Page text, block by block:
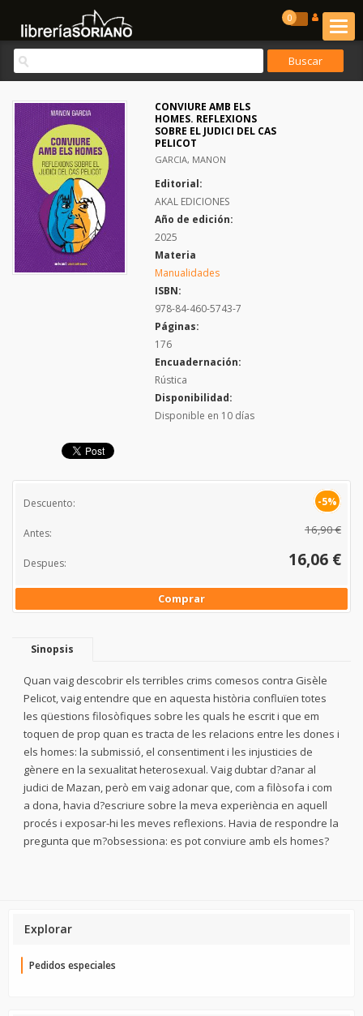
0
CONVIURE AMB ELS
HOMES. REFLEXIONS
SOBRE EL JUDICI DEL CAS
PELICOT
GARCIA, MANON
Editorial:
AKAL EDICIONES
Año de edición:
2025
Materia
Manualidades
ISBN:
978-84-460-5743-7
Páginas:
176
Encuadernación:
Rústica
Disponibilidad:
Disponible en 10 días
Descuento: -5%
Antes: 16,90 €
Despues: 16,06 €
Comprar
Sinopsis
Quan vaig descobrir els terribles crims comesos contra Gisèle
Pelicot, vaig entendre que en aquesta història confluïen totes
les qüestions filosòfiques sobre les quals he escrit i que em
toquen de prop quan es tracta de les relacions entre les dones i
els homes: la submissió, el consentiment i les injusticies de
gènere en la sexualitat heterosexual. Vaig dubtar d?anar al
judici de Mazan, però em vaig adonar que, com a filòsofa i com
a dona, havia d?escriure sobre la meva experiència en aquell
procés i exposar-hi les meves reflexions. Havia de respondre la
pregunta que m?obsessiona: es pot conviure amb els homes?
Explorar
Pedidos especiales